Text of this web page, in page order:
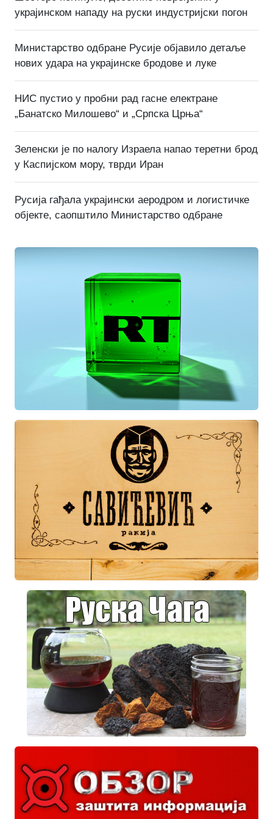
украјинском нападу на руски индустријски погон
Министарство одбране Русије објавило детаље
нових удара на украјинске бродове и луке
НИС пустио у пробни рад гасне електране
„Банатско Милошево“ и „Српска Црња“
Зеленски је по налогу Израела напао теретни брод
у Каспијском мору, тврди Иран
Русија гађала украјински аеродром и логистичке
објекте, саопштило Министарство одбране